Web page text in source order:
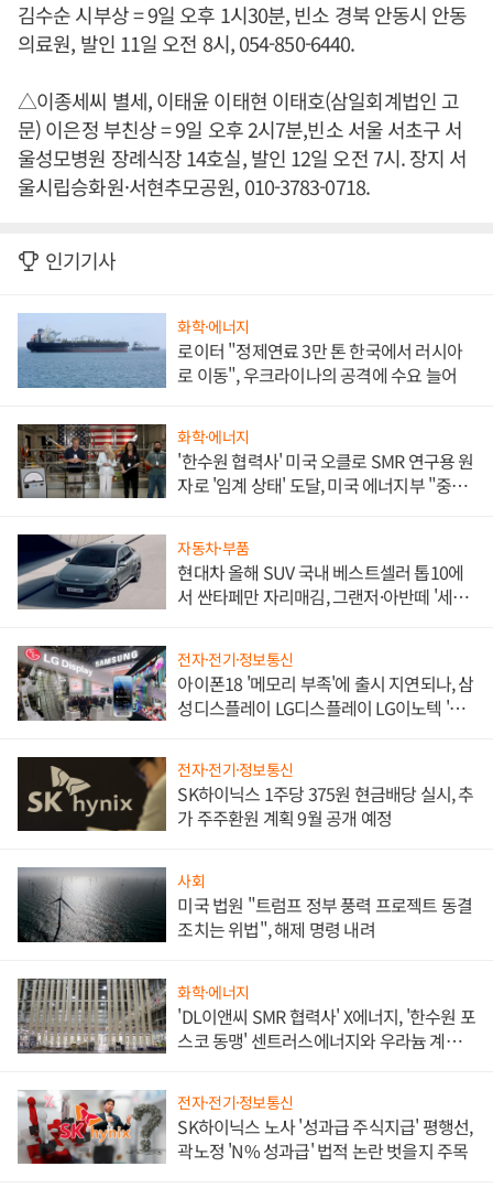
김수순 시부상 = 9일 오후 1시30분, 빈소 경북 안동시 안동
의료원, 발인 11일 오전 8시, 054-850-6440.
△이종세씨 별세, 이태윤 이태현 이태호(삼일회계법인 고
문) 이은정 부친상 = 9일 오후 2시7분,빈소 서울 서초구 서
울성모병원 장례식장 14호실, 발인 12일 오전 7시. 장지 서
울시립승화원·서현추모공원, 010-3783-0718.
인기기사
화학·에너지
로이터 "정제연료 3만 톤 한국에서 러시아
로 이동", 우크라이나의 공격에 수요 늘어
화학·에너지
'한수원 협력사' 미국 오클로 SMR 연구용 원
자로 '임계 상태' 도달, 미국 에너지부 "중요
자동차·부품
현대차 올해 SUV 국내 베스트셀러 톱10에
서 싼타페만 자리매김, 그랜저·아반떼 '세단
전자·전기·정보통신
아이폰18 '메모리 부족'에 출시 지연되나, 삼
성디스플레이 LG디스플레이 LG이노텍 '탈
전자·전기·정보통신
SK하이닉스 1주당 375원 현금배당 실시, 추
가 주주환원 계획 9월 공개 예정
사회
미국 법원 "트럼프 정부 풍력 프로젝트 동결
조치는 위법", 해제 명령 내려
화학·에너지
'DL이앤씨 SMR 협력사' X에너지, '한수원 포
스코 동맹' 센트러스에너지와 우라늄 계약
전자·전기·정보통신
SK하이닉스 노사 '성과급 주식지급' 평행선,
곽노정 'N% 성과급' 법적 논란 벗을지 주목